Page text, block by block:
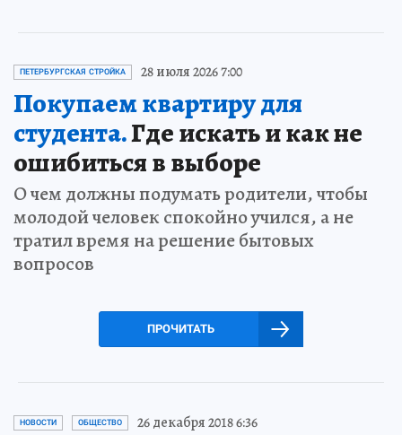
ПЕТЕРБУРГСКАЯ СТРОЙКА 28 июля 2026 7:00
Покупаем квартиру для
студента.Где искать и как не
ошибиться в выборе
О чем должны подумать родители, чтобы
молодой человек спокойно учился, а не
тратил время на решение бытовых
вопросов
ПРОЧИТАТЬ
НОВОСТИ ОБЩЕСТВО 26 декабря 2018 6:36